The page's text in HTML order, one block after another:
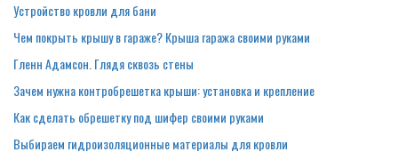
Устройство кровли для бани
Чем покрыть крышу в гараже? Крыша гаража своими руками
Гленн Адамсон. Глядя сквозь стены
Зачем нужна контробрешетка крыши: установка и крепление
Как сделать обрешетку под шифер своими руками
Выбираем гидроизоляционные материалы для кровли